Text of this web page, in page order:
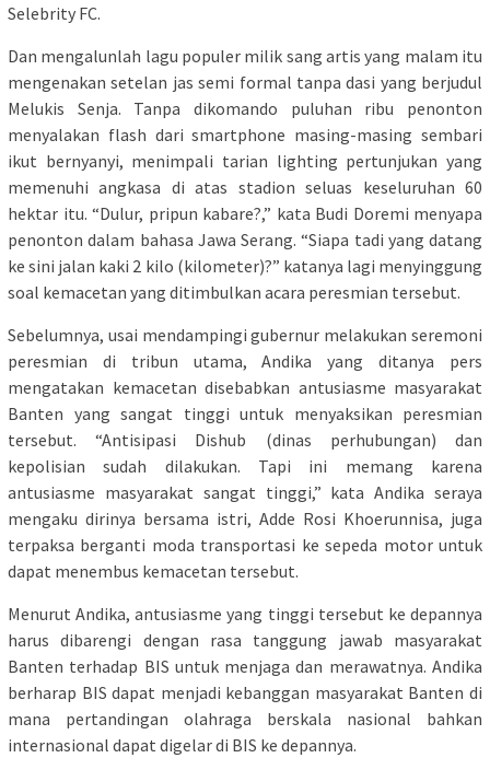
Selebrity FC.
Dan mengalunlah lagu populer milik sang artis yang malam itu
mengenakan setelan jas semi formal tanpa dasi yang berjudul
Melukis Senja. Tanpa dikomando puluhan ribu penonton
menyalakan flash dari smartphone masing-masing sembari
ikut bernyanyi, menimpali tarian lighting pertunjukan yang
memenuhi angkasa di atas stadion seluas keseluruhan 60
hektar itu. “Dulur, pripun kabare?,” kata Budi Doremi menyapa
penonton dalam bahasa Jawa Serang. “Siapa tadi yang datang
ke sini jalan kaki 2 kilo (kilometer)?” katanya lagi menyinggung
soal kemacetan yang ditimbulkan acara peresmian tersebut.
Sebelumnya, usai mendampingi gubernur melakukan seremoni
peresmian di tribun utama, Andika yang ditanya pers
mengatakan kemacetan disebabkan antusiasme masyarakat
Banten yang sangat tinggi untuk menyaksikan peresmian
tersebut. “Antisipasi Dishub (dinas perhubungan) dan
kepolisian sudah dilakukan. Tapi ini memang karena
antusiasme masyarakat sangat tinggi,” kata Andika seraya
mengaku dirinya bersama istri, Adde Rosi Khoerunnisa, juga
terpaksa berganti moda transportasi ke sepeda motor untuk
dapat menembus kemacetan tersebut.
Menurut Andika, antusiasme yang tinggi tersebut ke depannya
harus dibarengi dengan rasa tanggung jawab masyarakat
Banten terhadap BIS untuk menjaga dan merawatnya. Andika
berharap BIS dapat menjadi kebanggan masyarakat Banten di
mana pertandingan olahraga berskala nasional bahkan
internasional dapat digelar di BIS ke depannya.